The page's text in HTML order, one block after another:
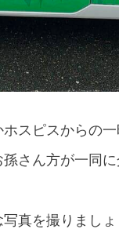
スピスからの
さん方が一同
真を撮りまし